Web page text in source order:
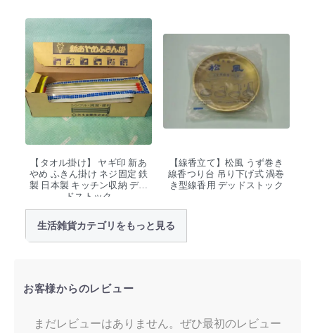
【タオル掛け】 ヤギ印 新あ
やめ ふきん掛け ネジ固定 鉄
製 日本製 キッチン収納 デッ
ドストック
【線香立て】松風 うず巻き
線香つり台 吊り下げ式 渦巻
き型線香用 デッドストック
生活雑貨カテゴリをもっと見る
お客様からのレビュー
まだレビューはありません。ぜひ最初のレビュー